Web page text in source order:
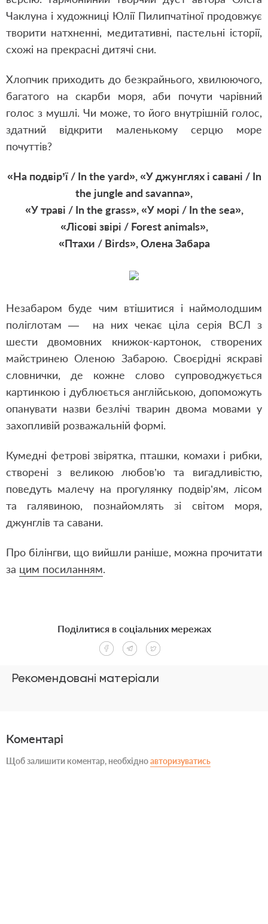
Чаклуна і художниці Юлії Пилипчатіної продовжує
творити натхненні, медитативні, пастельні історії,
схожі на прекрасні дитячі сни.
Хлопчик приходить до безкрайнього, хвилюючого,
багатого на скарби моря, аби почути чарівний
голос з мушлі. Чи може, то його внутрішній голос,
здатний відкрити маленькому серцю море
почуттів?
«На подвір’ї / In the yard», «У джунглях і савані / In
the jungle and savanna»,
«У траві / In the grass», «У морі / In the sea»,
«Лісові звірі / Forest animals»,
«Птахи / Birds», Олена Забара
Незабаром буде чим втішитися і наймолодшим
поліглотам — на них чекає ціла серія ВСЛ з
шести двомовних книжок-картонок, створених
майстринею Оленою Забарою. Своєрідні яскраві
словнички, де кожне слово супроводжується
картинкою і дублюється англійською, допоможуть
опанувати назви безлічі тварин двома мовами у
захопливій розважальній формі.
Кумедні фетрові звірятка, пташки, комахи і рибки,
створені з великою любов’ю та вигадливістю,
поведуть малечу на прогулянку подвір’ям, лісом
та галявиною, познайомлять зі світом моря,
джунглів та савани.
Про білінгви, що вийшли раніше, можна прочитати
за цим посиланням.
Рекомендовані матеріали
Поділитися в соціальних мережах
Коментарі
Щоб залишити коментар, необхідноавторизуватись